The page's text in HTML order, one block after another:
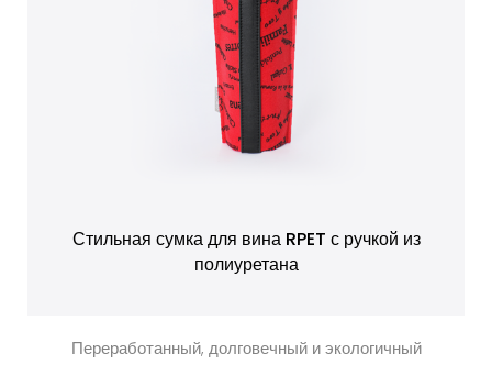
Стильная сумка для вина RPET с ручкой из
полиуретана
Переработанный, долговечный и экологичный